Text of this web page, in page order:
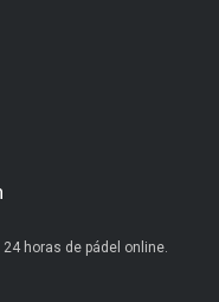
horas de pádel online.